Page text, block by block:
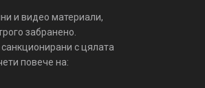
и видео материали,
забранено.
с цялата
повече на: